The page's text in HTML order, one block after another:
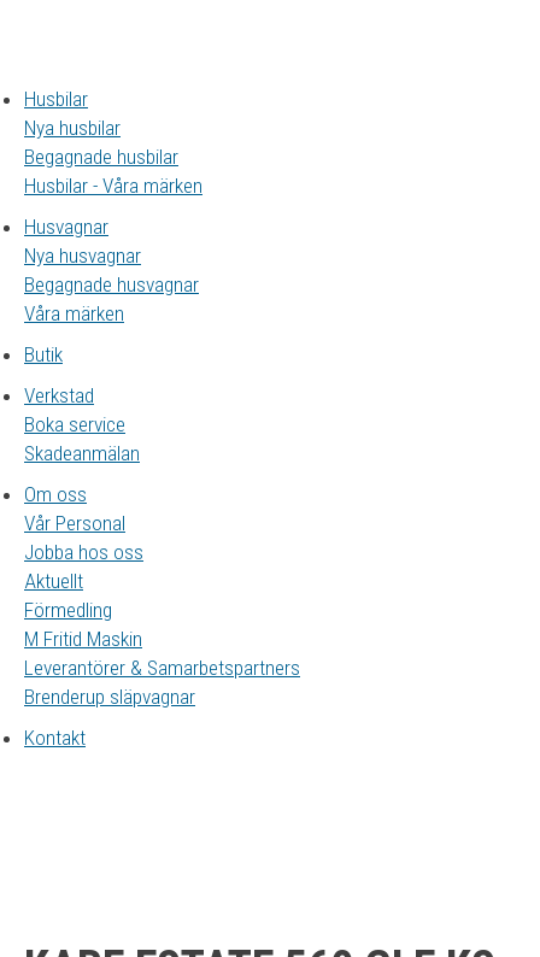
Husbilar
Nya husbilar
Begagnade husbilar
Husbilar - Våra märken
Husvagnar
Nya husvagnar
Begagnade husvagnar
Våra märken
Butik
Verkstad
Boka service
Skadeanmälan
Om oss
Vår Personal
Jobba hos oss
Aktuellt
Förmedling
M Fritid Maskin
Leverantörer & Samarbetspartners
Brenderup släpvagnar
Kontakt